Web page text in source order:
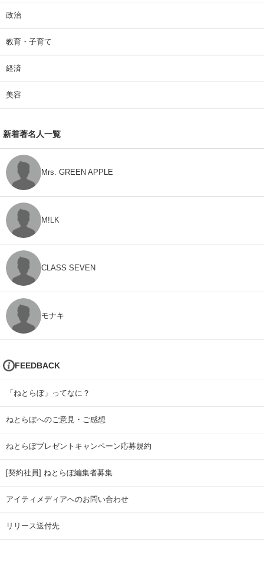
政治
教育・子育て
経済
美容
新着著名人一覧
Mrs. GREEN APPLE
M!LK
CLASS SEVEN
モナキ
FEEDBACK
「ねとらぼ」ってなに？
ねとらぼへのご意見・ご感想
ねとらぼプレゼントキャンペーン応募規約
[契約社員] ねとらぼ編集者募集
アイティメディアへのお問い合わせ
リリース送付先